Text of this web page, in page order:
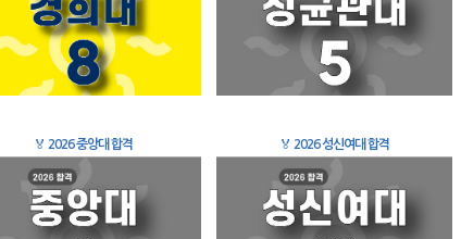
🏅 2026 중앙대 합격 🏅 2026 성신여대 합격